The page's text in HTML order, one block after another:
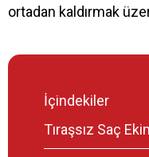
ortadan kaldırmak
İçindekiler
Tıraşsız Saç